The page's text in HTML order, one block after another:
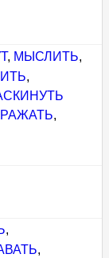
, МЫСЛИТЬ,
,
,
,
,